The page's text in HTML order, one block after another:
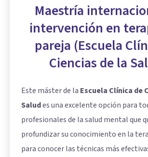
Maestría
intervención en
pareja (Escuela
Ciencias de la
Este máster de la Escuela Clínica de
Saludes una excelente opción para
profesionales de la salud mental que
profundizar su conocimiento en la
para conocer las técnicas más